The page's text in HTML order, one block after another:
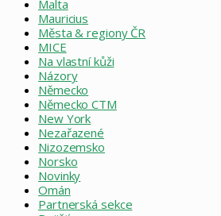
Malta
Mauricius
Města & regiony ČR
MICE
Na vlastní kůži
Názory
Německo
Německo CTM
New York
Nezařazené
Nizozemsko
Norsko
Novinky
Omán
Partnerská sekce